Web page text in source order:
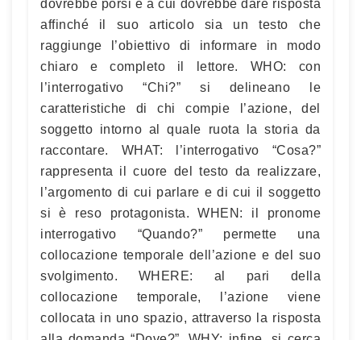
dovrebbe porsi e a cui dovrebbe dare risposta
affinché il suo articolo sia un testo che
raggiunge l’obiettivo di informare in modo
chiaro e completo il lettore. WHO: con
l’interrogativo “Chi?” si delineano le
caratteristiche di chi compie l’azione, del
soggetto intorno al quale ruota la storia da
raccontare. WHAT: l’interrogativo “Cosa?”
rappresenta il cuore del testo da realizzare,
l’argomento di cui parlare e di cui il soggetto
si è reso protagonista. WHEN: il pronome
interrogativo “Quando?” permette una
collocazione temporale dell’azione e del suo
svolgimento. WHERE: al pari della
collocazione temporale, l’azione viene
collocata in uno spazio, attraverso la risposta